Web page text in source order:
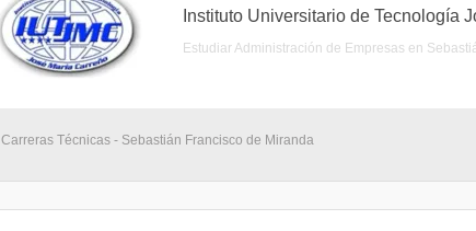
Instituto Universitario de Tecnología
Estudiar Administración de Empresas en
Carreras Técnicas - Sebastián Francisco de Miranda